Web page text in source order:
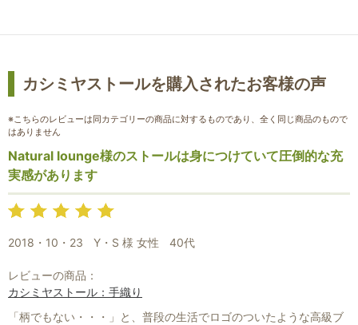
カシミヤストールを購入されたお客様の声
※こちらのレビューは同カテゴリーの商品に対するものであり、全く同じ商品のもので
はありません
Natural lounge様のストールは身につけていて圧倒的な充
実感があります
2018・10・23 Y・S 様 女性 40代
レビューの商品：
カシミヤストール：手織り
「柄でもない・・・」と、普段の生活でロゴのついたような高級ブ